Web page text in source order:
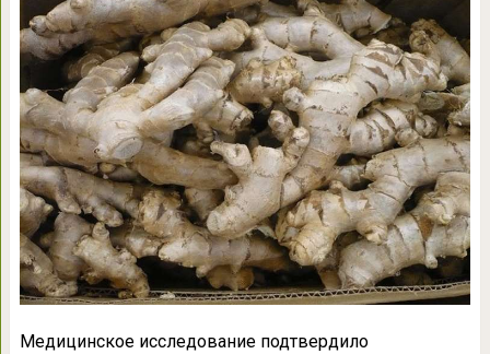
Медицинское исследование подтвердило